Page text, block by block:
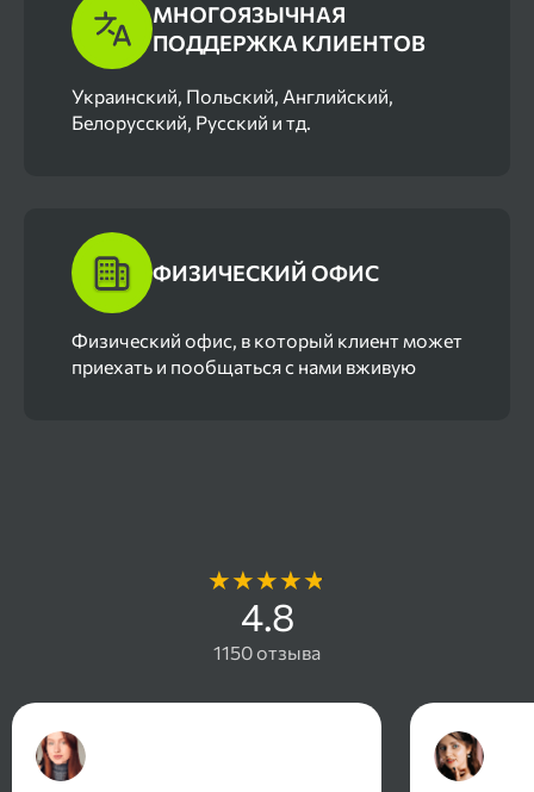
МНОГОЯЗЫЧНАЯ
ПОДДЕРЖКА КЛИЕНТОВ
Украинский, Польский, Английский,
Белорусский, Русский и тд.
ФИЗИЧЕСКИЙ ОФИС
Физический офис, в который клиент может
приехать и пообщаться с нами вживую
Отзывы наших клиентов
4.8
1150 отзыва